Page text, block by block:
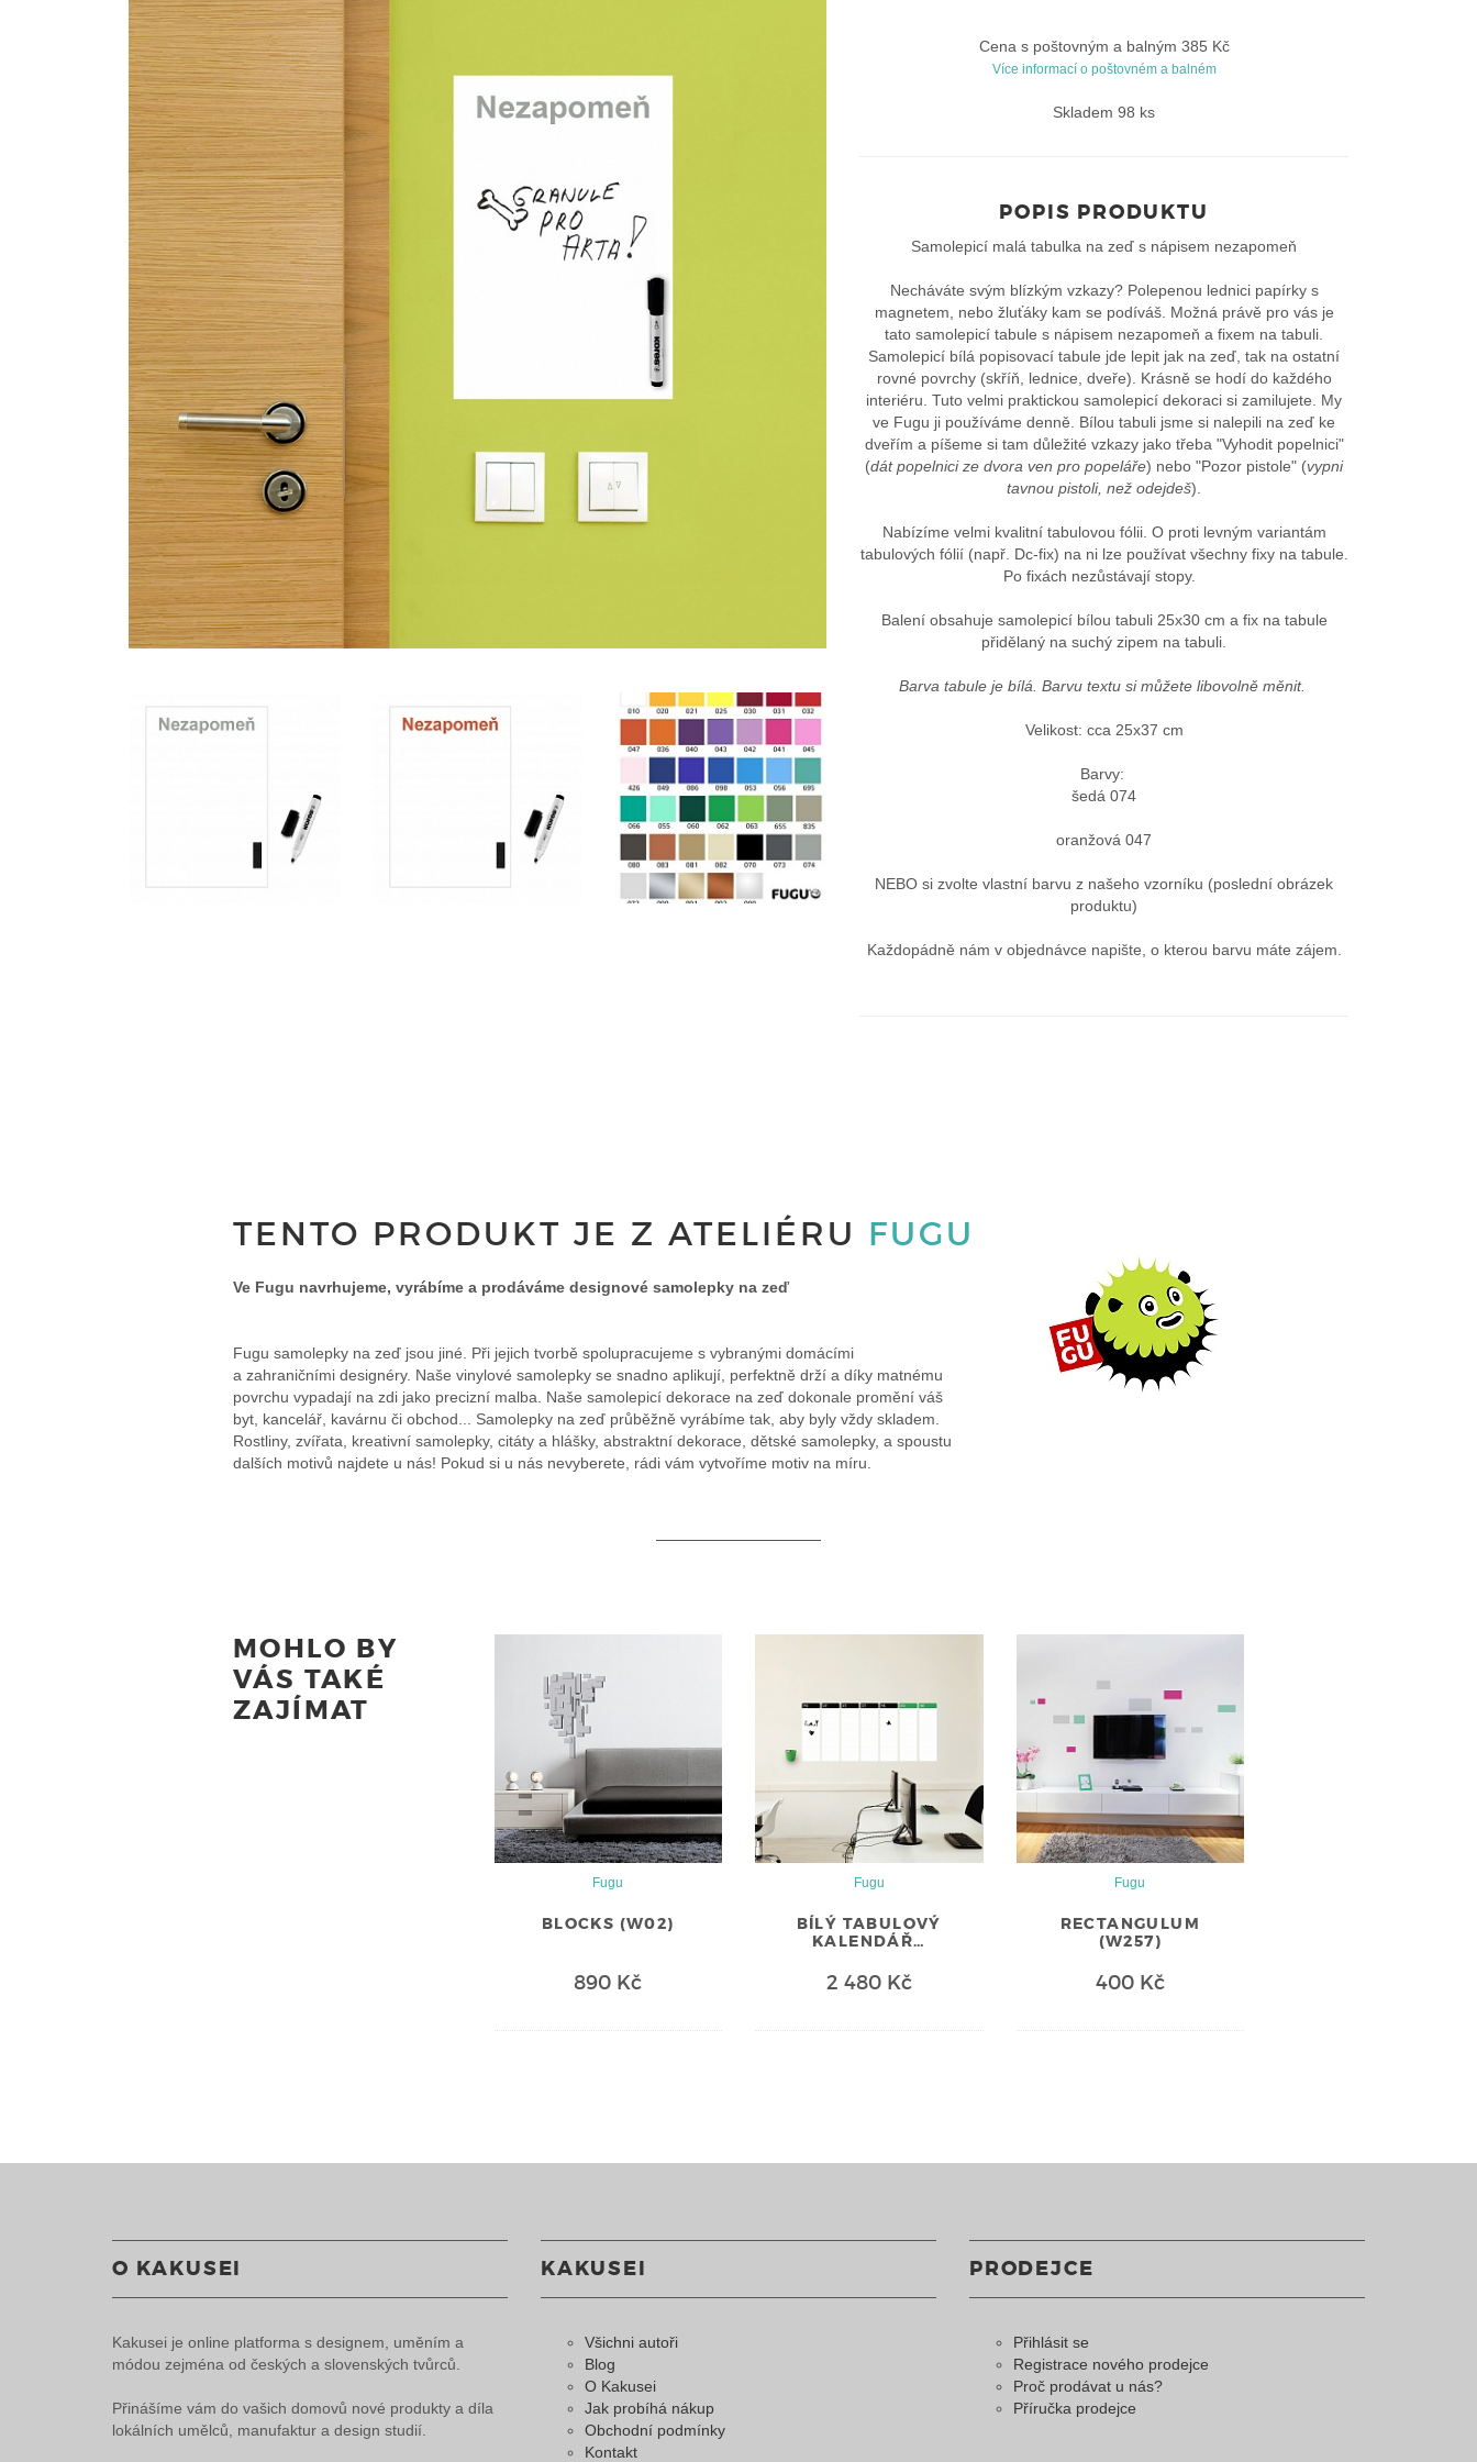
Cena s poštovným a balným 385 Kč
Více informací o poštovném a balném
Skladem 98 ks
POPIS PRODUKTU
Samolepicí malá tabulka na zeď s nápisem nezapomeň
Necháváte svým blízkým vzkazy? Polepenou lednici papírky s
magnetem, nebo žluťáky kam se podíváš. Možná právě pro vás je
tato samolepicí tabule s nápisem nezapomeň a fixem na tabuli.
Samolepicí bílá popisovací tabule jde lepit jak na zeď, tak na ostatní
rovné povrchy (skříň, lednice, dveře). Krásně se hodí do každého
interiéru. Tuto velmi praktickou samolepicí dekoraci si zamilujete. My
ve Fugu ji používáme denně. Bílou tabuli jsme si nalepili na zeď ke
dveřím a píšeme si tam důležité vzkazy jako třeba "Vyhodit popelnici"
(dát popelnici ze dvora ven pro popeláře) nebo "Pozor pistole" (vypni
tavnou pistoli, než odejdeš).
Nabízíme velmi kvalitní tabulovou fólii. O proti levným variantám
tabulových fólií (např. Dc-fix) na ni lze používat všechny fixy na tabule.
Po fixách nezůstávají stopy.
Balení obsahuje samolepicí bílou tabuli 25x30 cm a fix na tabule
přidělaný na suchý zipem na tabuli.
Barva tabule je bílá. Barvu textu si můžete libovolně měnit.
Velikost: cca 25x37 cm
Barvy:
šedá 074
oranžová 047
NEBO si zvolte vlastní barvu z našeho vzorníku (poslední obrázek
produktu)
Každopádně nám v objednávce napište, o kterou barvu máte zájem.
TENTO PRODUKT JE Z ATELIÉRU FUGU
Ve Fugu navrhujeme, vyrábíme a prodáváme designové samolepky na zeď
Fugu samolepky na zeď jsou jiné. Při jejich tvorbě spolupracujeme s vybranými domácími
a zahraničními designéry. Naše vinylové samolepky se snadno aplikují, perfektně drží a díky matnému
povrchu vypadají na zdi jako precizní malba. Naše samolepicí dekorace na zeď dokonale promění váš
byt, kancelář, kavárnu či obchod... Samolepky na zeď průběžně vyrábíme tak, aby byly vždy skladem.
Rostliny, zvířata, kreativní samolepky, citáty a hlášky, abstraktní dekorace, dětské samolepky, a spoustu
dalších motivů najdete u nás! Pokud si u nás nevyberete, rádi vám vytvoříme motiv na míru.
MOHLO BY
VÁS TAKÉ
ZAJÍMAT
Fugu
BLOCKS (W02)
890 Kč
Fugu
BÍLÝ TABULOVÝ
KALENDÁŘ…
2 480 Kč
Fugu
RECTANGULUM
(W257)
400 Kč
O KAKUSEI
Kakusei je online platforma s designem, uměním a
módou zejména od českých a slovenských tvůrců.
Přinášíme vám do vašich domovů nové produkty a díla
lokálních umělců, manufaktur a design studií.
KAKUSEI
Všichni autoři
Blog
O Kakusei
Jak probíhá nákup
Obchodní podmínky
Kontakt
PRODEJCE
Přihlásit se
Registrace nového prodejce
Proč prodávat u nás?
Příručka prodejce